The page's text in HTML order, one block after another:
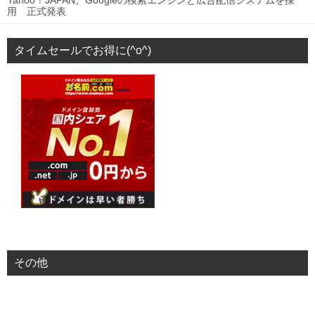
用 正式発表
タイムセールでお得に(^o^)
その他